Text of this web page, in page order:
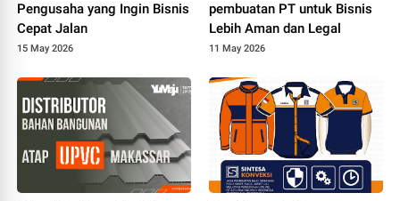
Pengusaha yang Ingin Bisnis
Cepat Jalan
15 May 2026
pembuatan PT untuk Bisnis
Lebih Aman dan Legal
11 May 2026